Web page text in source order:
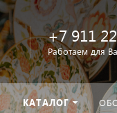
+7 911
Работаем для
КАТАЛОГ